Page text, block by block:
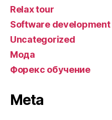
Relax tour
Software development
Uncategorized
Мода
Форекс обучение
Meta